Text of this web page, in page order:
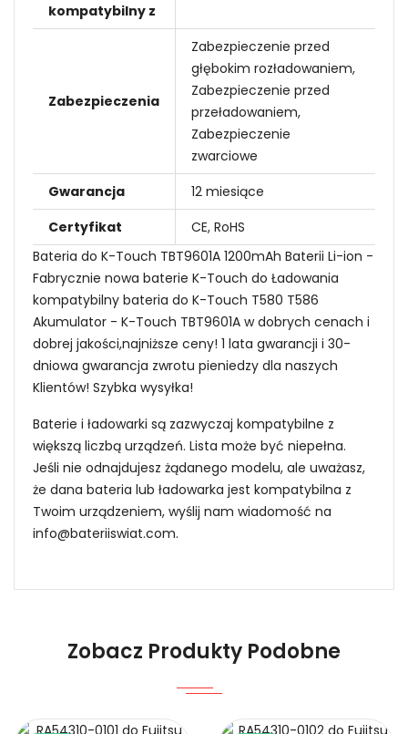
kompatybilny z
Zabezpieczenia
Zabezpieczenie przed
głębokim rozładowaniem,
Zabezpieczenie przed
przeładowaniem,
Zabezpieczenie
zwarciowe
Gwarancja
12 miesiące
Certyfikat
CE, RoHS
Bateria do K-Touch TBT9601A 1200mAh Baterii Li-ion -
Fabrycznie nowa baterie K-Touch do Ładowania
kompatybilny bateria do K-Touch T580 T586
Akumulator - K-Touch TBT9601A w dobrych cenach i
dobrej jakości,najniższe ceny! 1 lata gwarancji i 30-
dniowa gwarancja zwrotu pieniedzy dla naszych
Klientów! Szybka wysyłka!
Baterie i ładowarki są zazwyczaj kompatybilne z
większą liczbą urządzeń. Lista może być niepełna.
Jeśli nie odnajdujesz żądanego modelu, ale uważasz,
że dana bateria lub ładowarka jest kompatybilna z
Twoim urządzeniem, wyślij nam wiadomość na
info@bateriiswiat.com.
1.Model urządzenia
Zobacz Produkty Podobne